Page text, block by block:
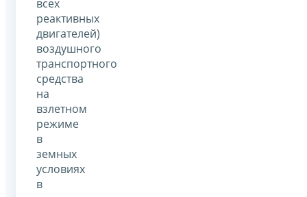
всех
реактивных
двигателей)
воздушного
транспортного
средства
на
взлетном
режиме
в
земных
условиях
в